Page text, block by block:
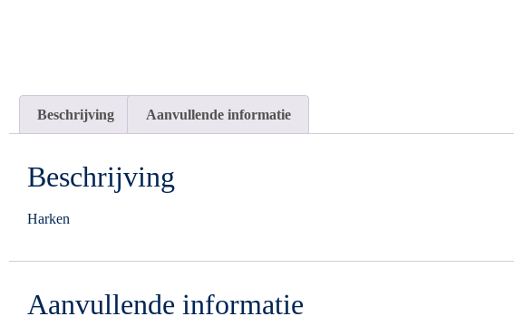
Beschrijving Aanvullende informatie
Beschrijving
Harken
Aanvullende informatie